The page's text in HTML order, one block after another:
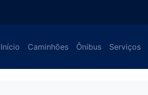
Início Caminhões Ônibus Serviços